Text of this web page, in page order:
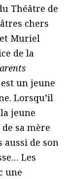
Théâtre de
chers
Muriel
de la
est un jeune
Lorsqu’il
jeune
sa mère
de son
Les
une